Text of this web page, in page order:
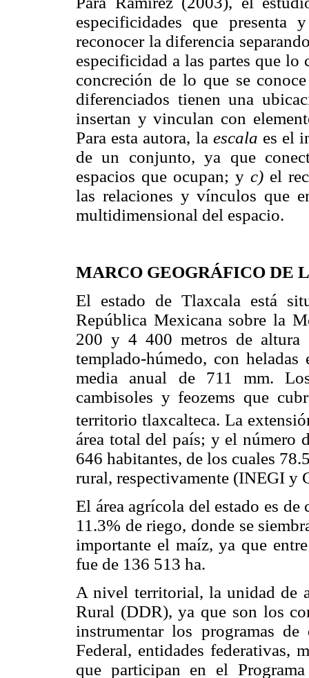
especificidades que
reconocer la diferencia
especificidad a las partes que lo
concreción de lo que se
diferenciados tienen una
insertan y vinculan con
Para esta autora, la escala es el
de un conjunto, ya que
espacios que ocupan; y c) el
las relaciones y vínculos que
multidimensional del espacio.
MARCO GEOGRÁFICO DE
El estado de Tlaxcala está
República Mexicana sobre la
200 y 4 400 metros de altura
templado-húmedo, con
media anual de 711 mm.
cambisoles y feozems que
territorio tlaxcalteca. La
área total del país; y el número
646 habitantes, de los cuales
rural, respectivamente (INEGI y
El área agrícola del estado es
11.3% de riego, donde se
importante el maíz, ya que
fue de 136 513 ha.
A nivel territorial, la unidad de
Rural (DDR), ya que son los
instrumentar los programas
Federal, entidades federativas,
que participan en el